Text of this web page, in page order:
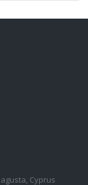
Cyprus